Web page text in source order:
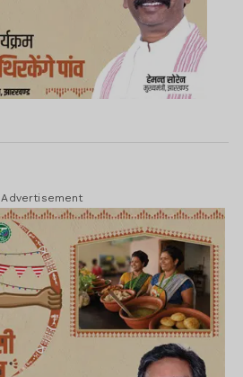
Advertisement